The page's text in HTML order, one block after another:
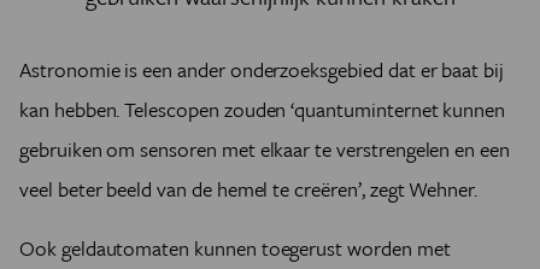
Astronomie is een ander onderzoeksgebied dat er baat bij
kan hebben. Telescopen zouden ‘quantuminternet kunnen
gebruiken om sensoren met elkaar te verstrengelen en een
veel beter beeld van de hemel te creëren’, zegt Wehner.
Ook geldautomaten kunnen toegerust worden met